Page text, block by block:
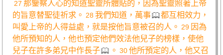
27 那鑒察人心的知道聖靈所體貼的，因為聖靈照著上帝
的旨意替聖徒祈求。 28我們知道，萬事
都互相效力，
叫愛上帝的人得益處，就是按他旨意被召的人。 29 因為
他所預知的人，他也預定他們效法他兒子的榜樣，使他
兒子在許多弟兄中作長子
。 30他所預定的人，他又召